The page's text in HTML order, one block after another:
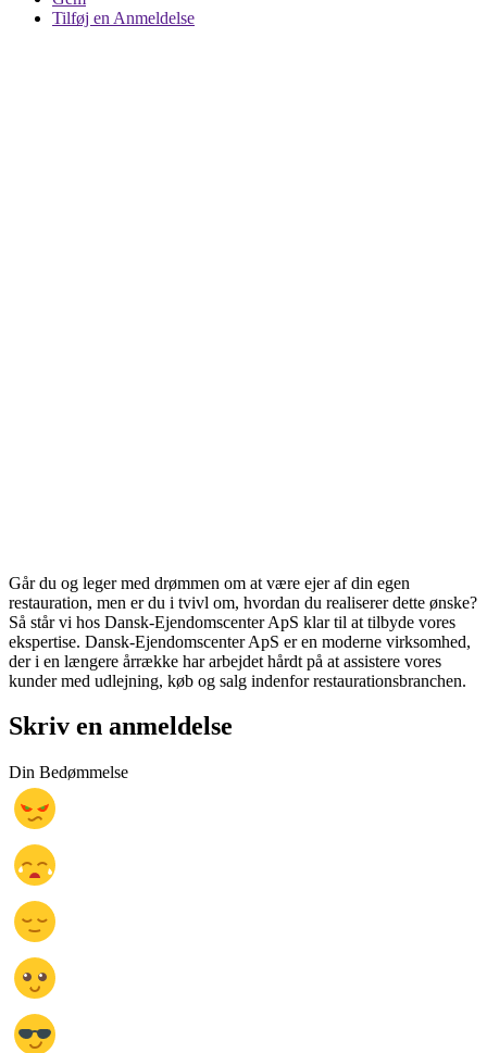
Tilføj en Anmeldelse
Går du og leger med drømmen om at være ejer af din egen
restauration, men er du i tvivl om, hvordan du realiserer dette ønske?
Så står vi hos Dansk-Ejendomscenter ApS klar til at tilbyde vores
ekspertise. Dansk-Ejendomscenter ApS er en moderne virksomhed,
der i en længere årrække har arbejdet hårdt på at assistere vores
kunder med udlejning, køb og salg indenfor restaurationsbranchen.
Skriv en anmeldelse
Din Bedømmelse